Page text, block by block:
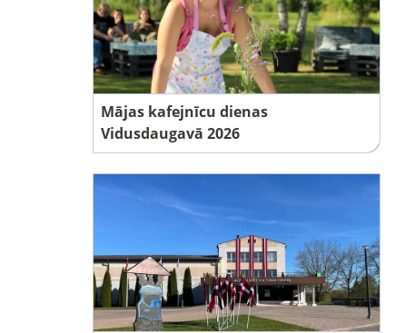
Mājas kafejnīcu dienas
Vidusdaugavā 2026